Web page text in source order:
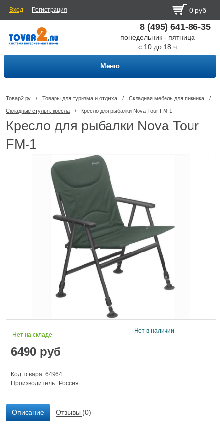
Вход Регистрация 0 руб
8 (495) 641-86-35
понедельник - пятница
с 10 до 18 ч
Меню
Товар2.ру / Товары для туризма и отдыха / Складная мебель для пикника /
Складные стулья, кресла / Кресло для рыбалки Nova Tour FM-1
Кресло для рыбалки Nova Tour
FM-1
Нет на складе
6490 руб
Код товара: 64964
Производитель: Россия
Нет в наличии
Описание Отзывы (0)